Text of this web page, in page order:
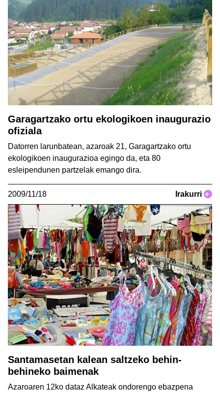
Garagartzako ortu ekologikoen inaugurazio
ofiziala
Datorren larunbatean, azaroak 21, Garagartzako ortu
ekologikoen inaugurazioa egingo da, eta 80
esleipendunen partzelak emango dira.
2009/11/18 Irakurri +
Santamasetan kalean saltzeko behin-
behineko baimenak
Azaroaren 12ko dataz Alkateak ondorengo ebazpena